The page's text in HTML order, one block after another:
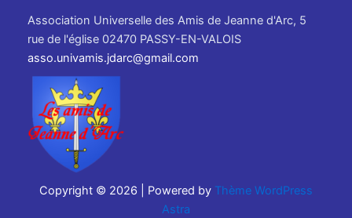
Association Universelle des Amis de Jeanne d'Arc, 5
rue de l'église 02470 PASSY-EN-VALOIS
asso.univamis.jdarc@gmail.com
Copyright © 2026 | Powered by Thème WordPress
Astra